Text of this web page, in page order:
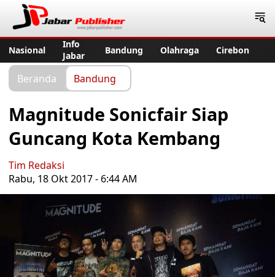
Nasional
Info
Jabar
Bandung Olahraga Cirebon
Beranda Bandung
Magnitude Sonicfair Siap
Guncang Kota Kembang
Tim Redaksi
Rabu, 18 Okt 2017 - 6:44 AM